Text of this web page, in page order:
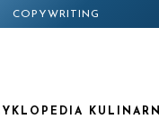
COPYWRITING